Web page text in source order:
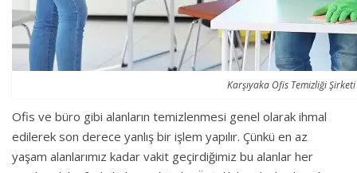
Karşıyaka Ofis Temizliği Şirketi
Ofis ve büro gibi alanların temizlenmesi genel olarak ihmal
edilerek son derece yanlış bir işlem yapılır. Çünkü en az
yaşam alanlarımız kadar vakit geçirdiğimiz bu alanlar her